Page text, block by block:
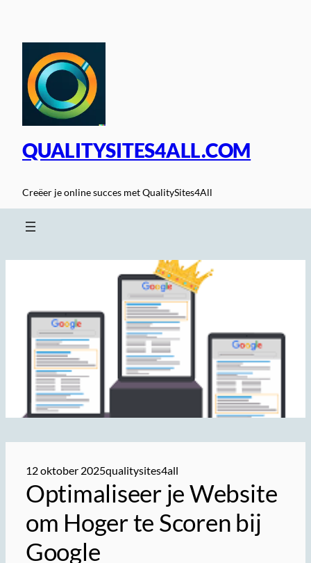
inhoud
QUALITYSITES4ALL.COM
Creëer je online succes met QualitySites4All
12 oktober 2025qualitysites4all
Optimaliseer je Website
om Hoger te Scoren bij
Google